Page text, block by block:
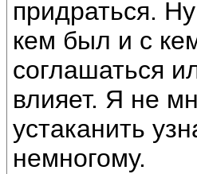
придраться.
кем был и с
соглашаться
влияет. Я не
устаканить
немногому.